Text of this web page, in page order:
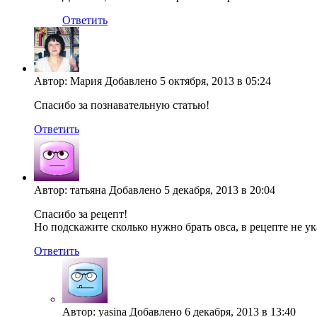
Ответить
Автор: Мария Добавлено 5 октября, 2013 в 05:24
Спасибо за познавательную статью!
Ответить
Автор: татьяна Добавлено 5 декабря, 2013 в 20:04
Спасибо за рецепт!
Но подскажите сколько нужно брать овса, в рецепте не
Ответить
Автор: yasina Добавлено 6 декабря, 2013 в 13:40